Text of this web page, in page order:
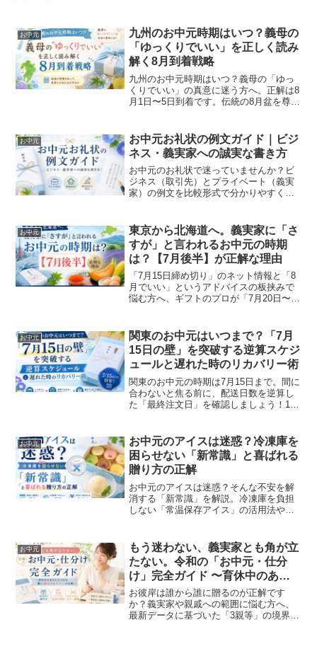
お中元
九州のお中元時期はいつ？義母の
「ゆっくりでいい」を正しく読み
解く8月到着戦略
九州のお中元時期はいつ？義母の「ゆっ
くりでいい」の真意に迷う方へ。正解は8
月1日〜5日到着です。伝統の8月盆を尊重
れた時のリカバリー法も網羅した、失敗
したくない方のための決定版です。
お中元
お中元お礼状の例文ガイド｜ビジ
ネス・義実家への誠実な書き方
お中元のお礼状で迷っていませんか？ビ
ジネス（取引先）とプライベート（義実
家）の例文を比較形式で分かりやすく解
実な文章が最短30分で完成します。スピ
ード投函で、仕事も家庭も信頼を勝ち取
りましょう。
お中元
東京から北海道へ。義実家に「さ
すが」と言われるお中元の時期
は？【7月後半】が正解な理由
「7月15日締め切り」のネット情報と「8
月でいい」というアドバイスの板挟みで
悩む方へ、ギフトのプロが「7月20日〜30
北海道への正しい贈り方をお届けしま
す。
お中元
関東のお中元はいつまで？「7月
15日の壁」を突破する逆算スケジ
ュールと遅れた時のリカバリー術
関東のお中元の時期は7月15日まで。間に
合わないと焦る前に、配送日数を逆算し
た「最終注文日」を確認しましょう！15
ントをギフトのプロが分かりやすく解説
します。
お中元
お中元のアイスは迷惑？冷凍庫を
困らせない「新常識」と喜ばれる
贈り方の正解
お中元のアイスは迷惑？そんな不安を解
消する「新常識」を解説。冷凍庫を負担
しない「常温保存アイス」の活用法や、
分かります。相手の生活を尊重し、あな
たの優しさを100％届けるためのスマート
なギフトガイドです。
お中元
もう迷わない、義実家とも角が立
たない。令和の「お中元・仕分
け」完全ガイド 〜育休中のあな
たができる、賢い線引きとマナー
の正解〜
お彼岸は誰から誰に贈るのが正解です
か？義実家や親戚への範囲に悩む方へ、
最新データに基づいた「3親等」の境界線